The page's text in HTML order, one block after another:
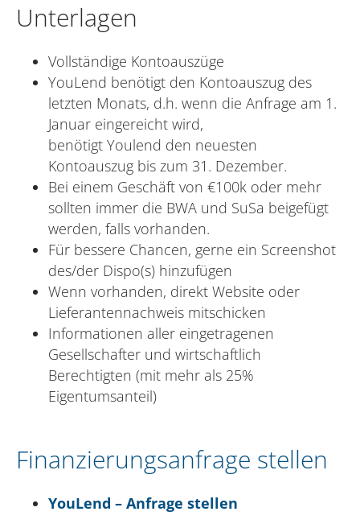
Unterlagen
Vollständige Kontoauszüge
YouLend benötigt den Kontoauszug des
letzten Monats, d.h. wenn die Anfrage am 1.
Januar eingereicht wird,
benötigt Youlend den neuesten
Kontoauszug bis zum 31. Dezember.
Bei einem Geschäft von €100k oder mehr
sollten immer die BWA und SuSa beigefügt
werden, falls vorhanden.
Für bessere Chancen, gerne ein Screenshot
des/der Dispo(s) hinzufügen
Wenn vorhanden, direkt Website oder
Lieferantennachweis mitschicken
Informationen aller eingetragenen
Gesellschafter und wirtschaftlich
Berechtigten (mit mehr als 25%
Eigentumsanteil)
Finanzierungsanfrage stellen
YouLend – Anfrage stellen